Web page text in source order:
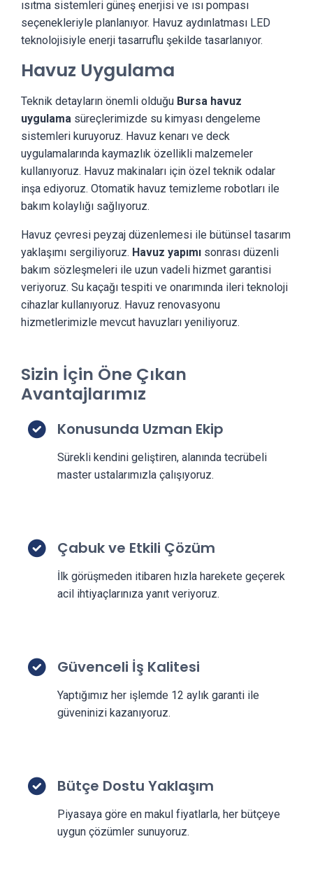
ısıtma sistemleri güneş enerjisi ve ısı pompası
seçenekleriyle planlanıyor. Havuz aydınlatması LED
teknolojisiyle enerji tasarruflu şekilde tasarlanıyor.
Havuz Uygulama
Teknik detayların önemli olduğu Bursa havuz
uygulama süreçlerimizde su kimyası dengeleme
sistemleri kuruyoruz. Havuz kenarı ve deck
uygulamalarında kaymazlık özellikli malzemeler
kullanıyoruz. Havuz makinaları için özel teknik odalar
inşa ediyoruz. Otomatik havuz temizleme robotları ile
bakım kolaylığı sağlıyoruz.
Havuz çevresi peyzaj düzenlemesi ile bütünsel tasarım
yaklaşımı sergiliyoruz. Havuz yapımı sonrası düzenli
bakım sözleşmeleri ile uzun vadeli hizmet garantisi
veriyoruz. Su kaçağı tespiti ve onarımında ileri teknoloji
cihazlar kullanıyoruz. Havuz renovasyonu
hizmetlerimizle mevcut havuzları yeniliyoruz.
Sizin İçin Öne Çıkan
Avantajlarımız
Konusunda Uzman Ekip
Sürekli kendini geliştiren, alanında tecrübeli
master ustalarımızla çalışıyoruz.
Çabuk ve Etkili Çözüm
İlk görüşmeden itibaren hızla harekete geçerek
acil ihtiyaçlarınıza yanıt veriyoruz.
Güvenceli İş Kalitesi
Yaptığımız her işlemde 12 aylık garanti ile
güveninizi kazanıyoruz.
Bütçe Dostu Yaklaşım
Piyasaya göre en makul fiyatlarla, her bütçeye
uygun çözümler sunuyoruz.